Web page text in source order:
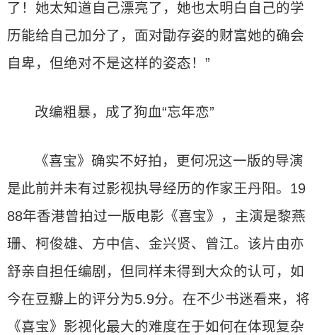
了！她太知道自己漂亮了，她也太明白自己的学
历能给自己加分了，面对勖存姿的财富她的确会
自卑，但绝对不是这样的姿态！”
改编粗暴，成了狗血“忘年恋”
《喜宝》确实不好拍，更何况这一版的导演
是此前并未有过影视执导经历的作家王丹阳。19
88年香港曾拍过一版电影《喜宝》，主演是黎燕
珊、柯俊雄、方中信、金兴贤、曾江。该片由亦
舒亲自担任编剧，但同样未得到大众的认可，如
今在豆瓣上的评分为5.9分。在不少书迷看来，将
《喜宝》影视化最大的难度在于如何在体现复杂